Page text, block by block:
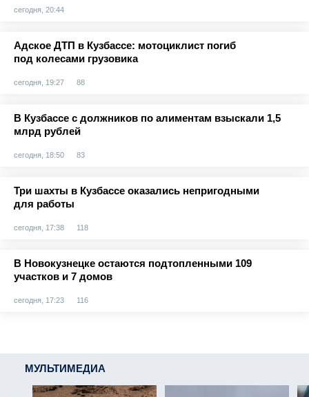
сегодня, 20:44
Адское ДТП в Кузбассе: мотоциклист погиб
под колесами грузовика
сегодня, 19:27 88
В Кузбассе с должников по алиментам взыскали 1,5
млрд рублей
сегодня, 18:50 83
Три шахты в Кузбассе оказались непригодными
для работы
сегодня, 17:38 118
В Новокузнецке остаются подтопленными 109
участков и 7 домов
сегодня, 17:23 116
МУЛЬТИМЕДИА